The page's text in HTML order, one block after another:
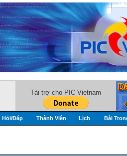
Tài trợ cho PIC Vietnam
Hỏi/Ðáp Thành Viên Lịch Bài